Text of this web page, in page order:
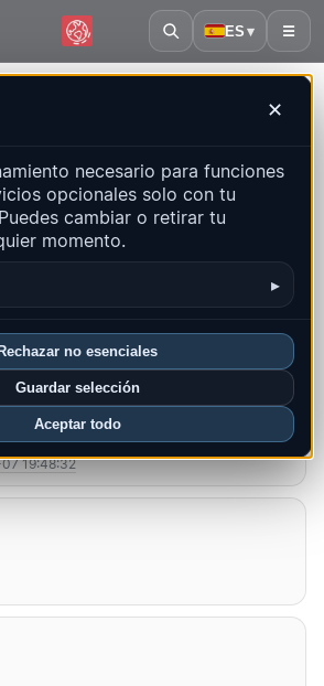
ES ▾ ☰
✕
necesario para funciones
opcionales solo con tu
cambiar o retirar tu
momento.
▸
Rechazar no esenciales
Guardar selección
Aceptar todo
y eventos recientes
Últimos en este país
Recientes Gráficos Regiones principales
19:48:32